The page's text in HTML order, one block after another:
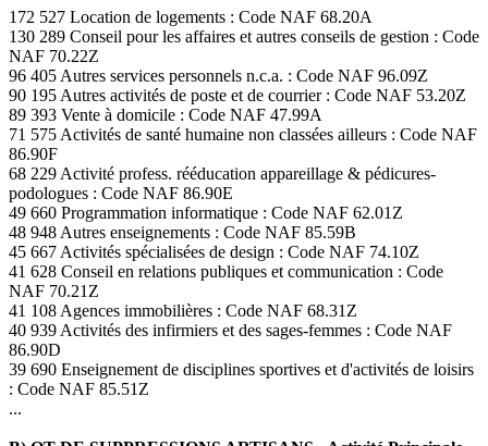
172 527 Location de logements : Code NAF 68.20A
130 289 Conseil pour les affaires et autres conseils de gestion : Code
NAF 70.22Z
96 405 Autres services personnels n.c.a. : Code NAF 96.09Z
90 195 Autres activités de poste et de courrier : Code NAF 53.20Z
89 393 Vente à domicile : Code NAF 47.99A
71 575 Activités de santé humaine non classées ailleurs : Code NAF
86.90F
68 229 Activité profess. rééducation appareillage & pédicures-
podologues : Code NAF 86.90E
49 660 Programmation informatique : Code NAF 62.01Z
48 948 Autres enseignements : Code NAF 85.59B
45 667 Activités spécialisées de design : Code NAF 74.10Z
41 628 Conseil en relations publiques et communication : Code
NAF 70.21Z
41 108 Agences immobilières : Code NAF 68.31Z
40 939 Activités des infirmiers et des sages-femmes : Code NAF
86.90D
39 690 Enseignement de disciplines sportives et d'activités de loisirs
: Code NAF 85.51Z
...